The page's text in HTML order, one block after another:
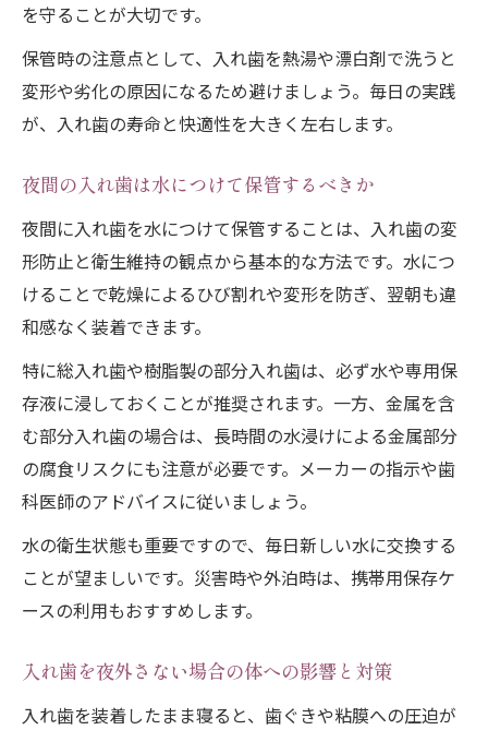
を守ることが大切です。
保管時の注意点として、入れ歯を熱湯や漂白剤で洗うと
変形や劣化の原因になるため避けましょう。毎日の実践
が、入れ歯の寿命と快適性を大きく左右します。
夜間の入れ歯は水につけて保管するべきか
夜間に入れ歯を水につけて保管することは、入れ歯の変
形防止と衛生維持の観点から基本的な方法です。水につ
けることで乾燥によるひび割れや変形を防ぎ、翌朝も違
和感なく装着できます。
特に総入れ歯や樹脂製の部分入れ歯は、必ず水や専用保
存液に浸しておくことが推奨されます。一方、金属を含
む部分入れ歯の場合は、長時間の水浸けによる金属部分
の腐食リスクにも注意が必要です。メーカーの指示や歯
科医師のアドバイスに従いましょう。
水の衛生状態も重要ですので、毎日新しい水に交換する
ことが望ましいです。災害時や外泊時は、携帯用保存ケ
ースの利用もおすすめします。
入れ歯を夜外さない場合の体への影響と対策
入れ歯を装着したまま寝ると、歯ぐきや粘膜への圧迫が